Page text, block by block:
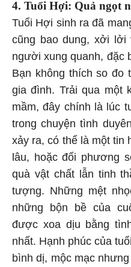
4. Tuổi Hợi: Quả ngọt
Tuổi Hợi sinh ra đã
cũng bao dung, xởi
người xung quanh, đặc
Bạn không thích so đo
gia đình. Trải qua một
mầm, đây chính là lúc
trong chuyện tình
xảy ra, có thể là một
lâu, hoặc đối phương
quà vật chất lẫn tinh
tượng. Những mệt
những bộn bề của
được xoa dịu bằng
nhất. Hạnh phúc của
bình dị, mộc mạc